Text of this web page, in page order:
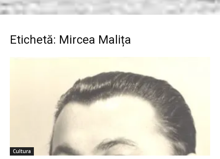
Etichetă: Mircea Malița
Cultura